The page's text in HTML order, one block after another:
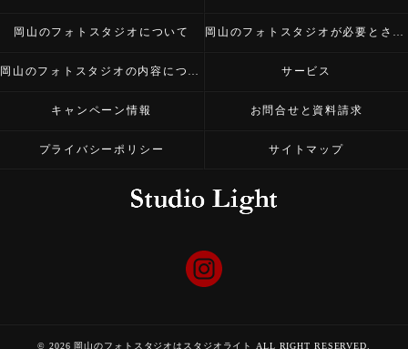
岡山のフォトスタジオについて 岡山のフォトスタジオが必要とされる理由
岡山のフォトスタジオの内容について サービス
キャンペーン情報 お問合せと資料請求
プライバシーポリシー サイトマップ
© 2026 岡山のフォトスタジオはスタジオライト ALL RIGHT RESERVED.